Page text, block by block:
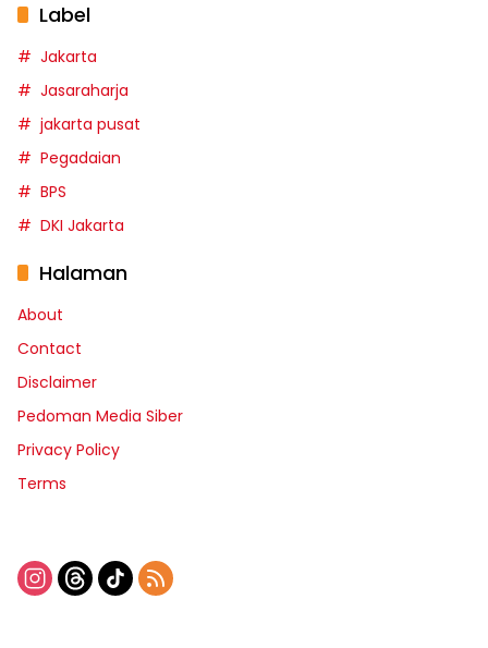
Label
Jakarta
Jasaraharja
jakarta pusat
Pegadaian
BPS
DKI Jakarta
Halaman
About
Contact
Disclaimer
Pedoman Media Siber
Privacy Policy
Terms